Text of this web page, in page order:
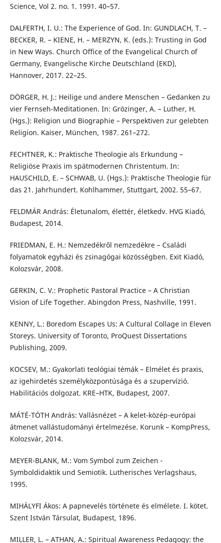
Science, Vol 2. no. 1. 1991. 40–57.
DALFERTH, I. U.: The Experience of God. In: GUNDLACH, T. –
BECKER, R. – KIENE, H. – MERZYN, K. (eds.): Trusting in God
in New Ways. Church Office of the Evangelical Church of
Germany, Evangelische Kirche Deutschland (EKD),
Hannover, 2017. 22–25.
DÖRGER, H. J.: Heilige und andere Menschen – Gedanken zu
vier Fernseh-Meditationen. In: Grözinger, A. – Luther, H.
(Hgs.): Religion und Biographie – Perspektiven zur gelebten
Religion. Kaiser, München, 1987. 261–272.
FECHTNER, K.: Praktische Theologie als Erkundung –
Religiöse Praxis im spätmodernen Christentum. In:
HAUSCHILD, E. – SCHWAB, U. (Hgs.): Praktische Theologie für
das 21. Jahrhundert. Kohlhammer, Stuttgart, 2002. 55–67.
FELDMÁR András: Életunalom, élettér, életkedv. HVG Kiadó,
Budapest, 2014.
FRIEDMAN, E. H.: Nemzedékről nemzedékre – Családi
folyamatok egyházi és zsinagógai közösségben. Exit Kiadó,
Kolozsvár, 2008.
GERKIN, C. V.: Prophetic Pastoral Practice – A Christian
Vision of Life Together. Abingdon Press, Nashville, 1991.
KENNY, L.: Boredom Escapes Us: A Cultural Collage in Eleven
Storeys. University of Toronto, ProQuest Dissertations
Publishing, 2009.
KOCSEV, M.: Gyakorlati teológiai témák – Elmélet és praxis,
az igehirdetés személyközpontúsága és a szupervízió.
Habilitációs dolgozat. KRE–HTK, Budapest, 2007.
MÁTÉ-TÓTH András: Vallásnézet – A kelet-közép-európai
átmenet vallástudományi értelmezése. Korunk – KompPress,
Kolozsvár, 2014.
MEYER-BLANK, M.: Vom Symbol zum Zeichen -
Symboldidaktik und Semiotik. Lutherisches Verlagshaus,
1995.
MIHÁLYFI Ákos: A papnevelés története és elmélete. I. kötet.
Szent István Társulat, Budapest, 1896.
MILLER, L. – ATHAN, A.: Spiritual Awareness Pedagogy: the